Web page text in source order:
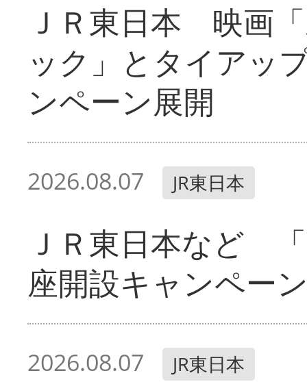
ＪＲ東日本 映画
ック」とタイアッ
ンペーン展開
2026.08.07 JR東日本
ＪＲ東日本など
座開設キャンペー
2026.08.07 JR東日本